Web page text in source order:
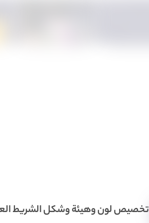
تخصيص لون وهيئة وشكل الشريط